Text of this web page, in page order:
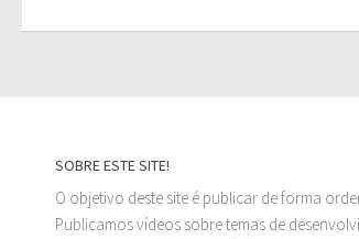
SOBRE ESTE SITE!
O objetivo deste site é publicar de forma
Publicamos vídeos sobre temas de